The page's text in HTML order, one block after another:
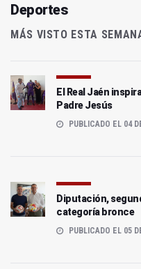
Deportes
MÁS VISTO ESTA
El Real Jaén
Padre Jesús
PUBLICADO EL 04
Diputación,
categoría bronce
PUBLICADO EL 05